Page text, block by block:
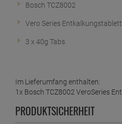
Bosch TCZ8002
Vero Series
3 x 40g Tabs
Im Lieferumfang enthalten:
1x Bosch TCZ8002 VeroSeries
PRODUKTSICHERHEIT